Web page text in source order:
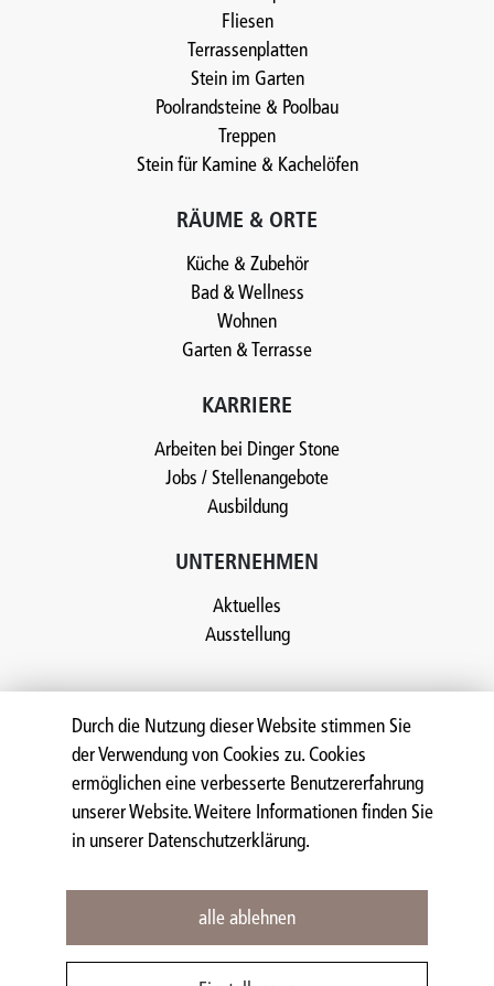
Fliesen
Terrassenplatten
Stein im Garten
Poolrandsteine & Poolbau
Treppen
Stein für Kamine & Kachelöfen
RÄUME & ORTE
Küche & Zubehör
Bad & Wellness
Wohnen
Garten & Terrasse
KARRIERE
Arbeiten bei Dinger Stone
Jobs / Stellenangebote
Ausbildung
UNTERNEHMEN
Aktuelles
Ausstellung
NOCH MEHR "STEIN IM BLUT"
© 2026 DINGER STONE GMBH.
Durch die Nutzung dieser Website stimmen Sie
der Verwendung von Cookies zu. Cookies
ermöglichen eine verbesserte Benutzererfahrung
unserer Website. Weitere Informationen finden Sie
in unserer Datenschutzerklärung.
alle ablehnen